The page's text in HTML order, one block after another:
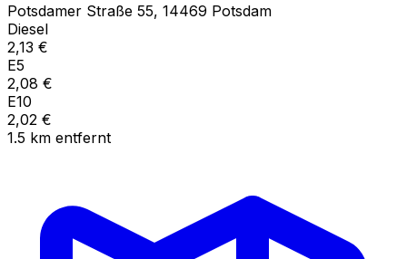
Potsdamer Straße 55, 14469 Potsdam
Diesel
2,13 €
E5
2,08 €
E10
2,02 €
1.5 km entfernt